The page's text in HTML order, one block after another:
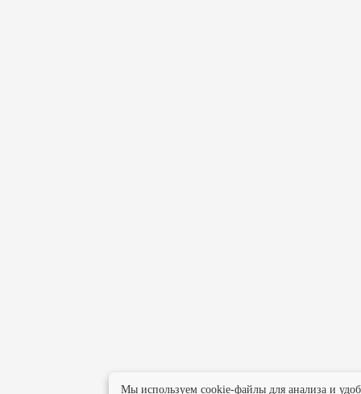
Мы используем cookie-файлы для анализа и